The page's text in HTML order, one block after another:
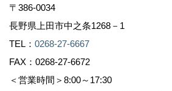
〒386-0034
長野県上田市中之条1268－1
TEL： 0268-27-6667
FAX：0268-27-6672
＜営業時間＞8:00～17:30